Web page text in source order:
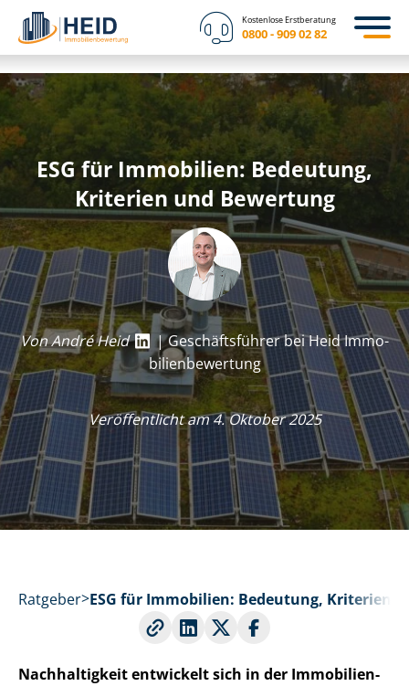
Kostenlose Erstberatung
0800 - 909 02 82
ESG für Immobilien: Bedeutung,
Kriterien und Bewertung
Von André Heid
| Geschäftsführer bei Heid Im­mo­
bi­li­en­be­wer­tung
Veröffentlicht am 4. Oktober 2025
Ratgeber ESG für Immobilien: Bedeutung, Kriterien
Nachhaltigkeit entwickelt sich in der Im­mo­bi­li­en­